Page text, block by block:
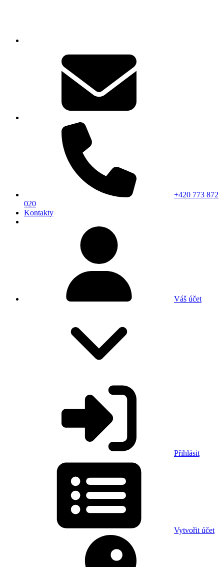
+420 773 872
020
Kontakty
Váš účet
Přihlásit
Vytvořit účet